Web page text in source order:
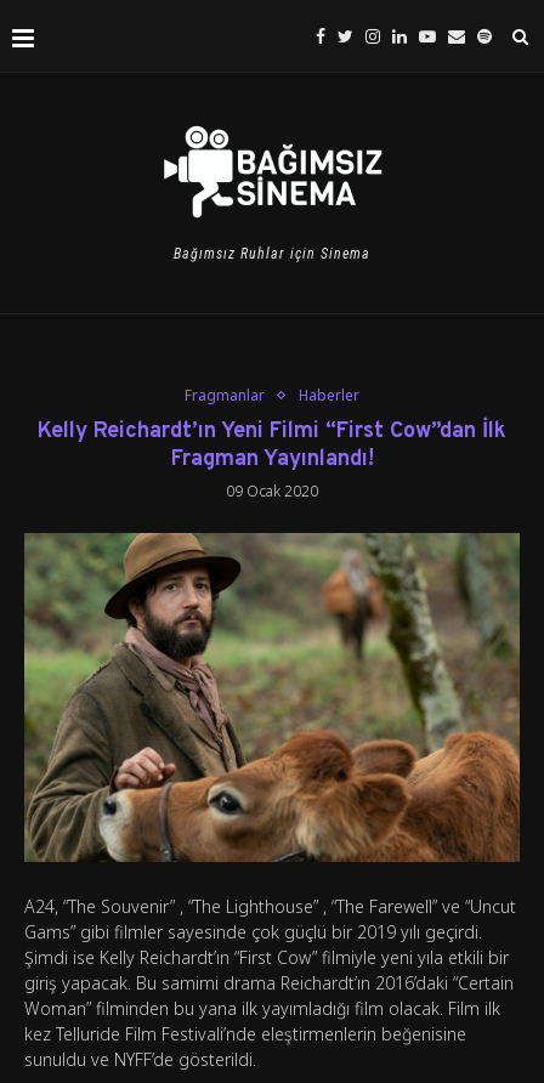
Bağımsız Ruhlar için Sinema
Fragmanlar Haberler
Kelly Reichardt’ın Yeni Filmi “First Cow”dan İlk
Fragman Yayınlandı!
09 Ocak 2020
A24, “The Souvenir” , “The Lighthouse” , “The Farewell” ve “Uncut
Gams” gibi filmler sayesinde çok güçlü bir 2019 yılı geçirdi.
Şimdi ise Kelly Reichardt’ın “First Cow” filmiyle yeni yıla etkili bir
giriş yapacak. Bu samimi drama Reichardt’ın 2016’daki “Certain
Woman” filminden bu yana ilk yayımladığı film olacak. Film ilk
kez Telluride Film Festivali’nde eleştirmenlerin beğenisine
sunuldu ve NYFF’de gösterildi.